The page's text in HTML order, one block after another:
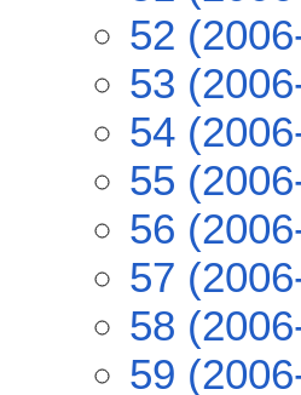
52
53
54
55
56
57
58
59